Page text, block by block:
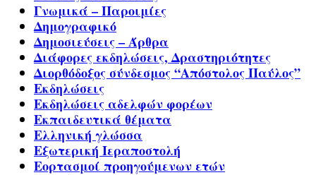
Γνωμικά – Παροιμίες
Δημογραφικό
Δημοσιεύσεις – Άρθρα
Διάφορες εκδηλώσεις, Δραστηριότητες
Διορθόδοξος σύνδεσμος “Απόστολος Παύλος”
Εκδηλώσεις
Εκδηλώσεις αδελφών φορέων
Εκπαιδευτικά θέματα
Ελληνική γλώσσα
Εξωτερική Ιεραποστολή
Εορτασμοί προηγούμενων ετών